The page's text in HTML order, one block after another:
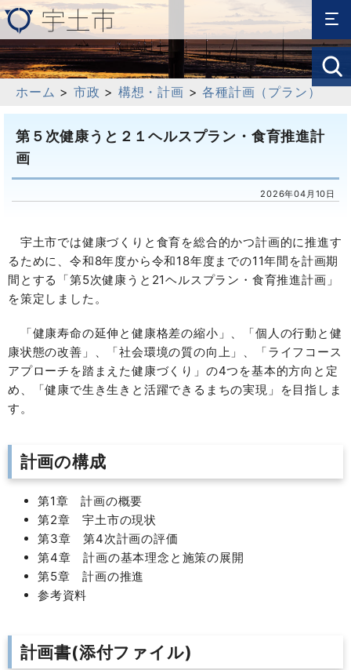
ホーム > 市政 > 構想・計画 >各種計画（プラン）
第５次健康うと２１ヘルスプラン・食育推進計
画
2026年04月10日
宇土市では健康づくりと食育を総合的かつ計画的に推進す
るために、令和8年度から令和18年度までの11年間を計画期
間とする「第5次健康うと21ヘルスプラン・食育推進計画」
を策定しました。
「健康寿命の延伸と健康格差の縮小」、「個人の行動と健
康状態の改善」、「社会環境の質の向上」、「ライフコース
アプローチを踏まえた健康づくり」の4つを基本的方向と定
め、「健康で生き生きと活躍できるまちの実現」を目指しま
す。
計画の構成
第1章 計画の概要
第2章 宇土市の現状
第3章 第4次計画の評価
第4章 計画の基本理念と施策の展開
第5章 計画の推進
参考資料
計画書(添付ファイル)